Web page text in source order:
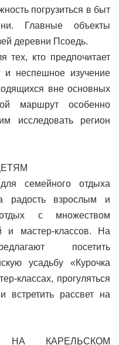
погрузиться в быт
Главные объекты
деревни Псоедь.
тех, кто предпочитает
неспешное изучение
вне основных
маршрут особенно
исследовать регион
семейного отдыха
радость взрослым и
с множеством
и мастер-классов. На
посетить
усадьбу «Курочка
классах, прогуляться
встретить рассвет на
НА КАРЕЛЬСКОМ